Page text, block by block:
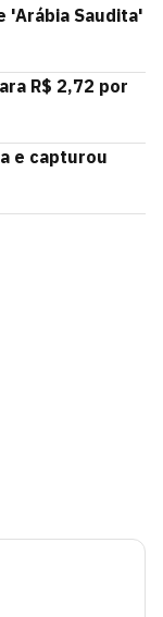
'Arábia Saudita'
R$ 2,72 por
e capturou